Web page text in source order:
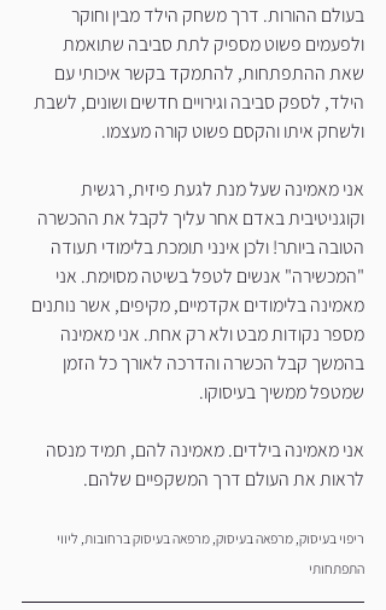
בעולם ההורות. דרך משחק הילד מבין וחוקר
ולפעמים פשוט מספיק לתת סביבה שתואמת
שאת ההתפתחות, להתמקד בקשר איכותי עם
הילד, לספק סביבה וגירויים חדשים ושונים, לשבת
ולשחק איתו והקסם פשוט קורה מעצמו.
אני מאמינה שעל מנת לגעת פיזית, רגשית
וקוגניטיבית באדם אחר עליך לקבל את ההכשרה
הטובה ביותר! ולכן אינני תומכת בלימודי תעודה
"המכשירה" אנשים לטפל בשיטה מסוימת. אני
מאמינה בלימודים אקדמיים, מקיפים, אשר נותנים
מספר נקודות מבט ולא רק אחת. אני מאמינה
בהמשך קבל הכשרה והדרכה לאורך כל הזמן
שמטפל ממשיך בעיסוקו.
אני מאמינה בילדים. מאמינה להם, תמיד מנסה
לראות את העולם דרך המשקפיים שלהם.
ריפוי בעיסוק, מרפאה בעיסוק, מרפאה בעיסוק ברחובות, ליווי
התפתחותי